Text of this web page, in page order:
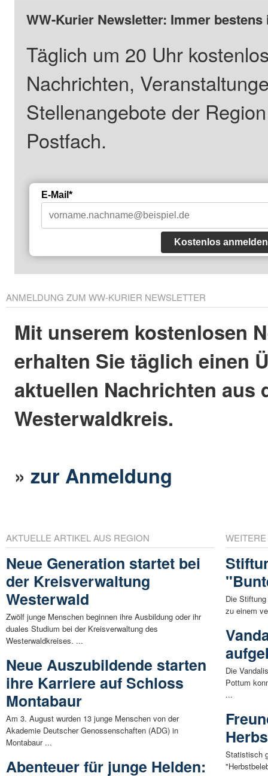
WW-Kurier Newsletter: Immer
Täglich um 20 Uhr
Nachrichten,
Stellenangebote der
Postfach.
E-Mail*
Kostenlos anmelden
ANMELDUNG ZUM WW-KURIER NEWSLETTER
Mit unserem kostenlosen
erhalten Sie täglich einen
aktuellen Nachrichten aus
Westerwaldkreis.
»zur Anmeldung
AKTUELLE ARTIKEL AUS REGION
Neue Generation startet bei
der Kreisverwaltung
Westerwald
Zwölf junge Menschen beginnen ihre Ausbildung oder ihr
duales Studium bei der Kreisverwaltung des
Westerwaldkreises. ...
Neue Auszubildende starten
ihre Karriere auf Schloss
Montabaur
Am 3. August wurden 13 junge Menschen von der
Akademie Deutscher Genossenschaften (ADG) in
Montabaur ...
Abenteuer für junge Helden:
Die
zu einem
Die
Pottum
...
Statistisch